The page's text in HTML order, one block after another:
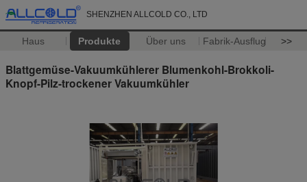
SHENZHEN ALLCOLD CO., LTD
Haus Produkte Über uns Fabrik-Ausflug >>
Blattgemüse-Vakuumkühlerer Blumenkohl-Brokkoli-
Knopf-Pilz-trockener Vakuumkühler